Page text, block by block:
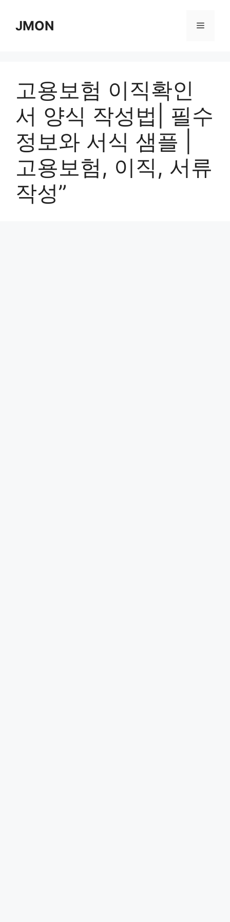
contentJMON Menu
고용보험 이직확인
서 양식 작성법| 필수
정보와 서식 샘플 |
고용보험, 이직, 서류
작성”